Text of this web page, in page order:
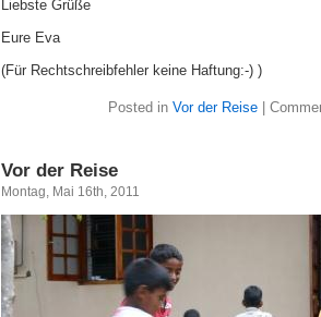
Liebste Grüße
Eure Eva
(Für Rechtschreibfehler keine Haftung:-) )
Posted in Vor der Reise|
Vor der Reise
Montag, Mai 16th, 2011